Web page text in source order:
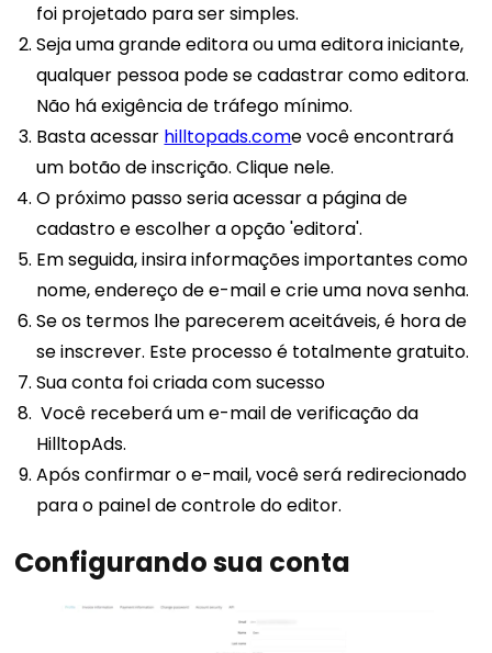
foi projetado para ser simples.
Seja uma grande editora ou uma editora iniciante,
qualquer pessoa pode se cadastrar como editora.
Não há exigência de tráfego mínimo.
Basta acessar hilltopads.come você encontrará
um botão de inscrição. Clique nele.
O próximo passo seria acessar a página de
cadastro e escolher a opção 'editora'.
Em seguida, insira informações importantes como
nome, endereço de e-mail e crie uma nova senha.
Se os termos lhe parecerem aceitáveis, é hora de
se inscrever. Este processo é totalmente gratuito.
Sua conta foi criada com sucesso
Você receberá um e-mail de verificação da
HilltopAds.
Após confirmar o e-mail, você será redirecionado
para o painel de controle do editor.
Configurando sua conta